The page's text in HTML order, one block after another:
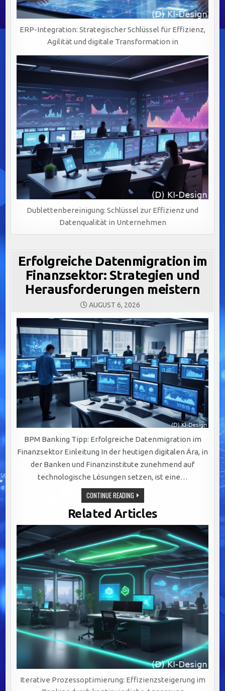
ERP-Integration: Strategischer Schlüssel für Effizienz,
Agilität und digitale Transformation in
Dublettenbereinigung: Schlüssel zur Effizienz und
Datenqualität in Unternehmen
Erfolgreiche Datenmigration im
Finanzsektor: Strategien und
Herausforderungen meistern
AUGUST 6, 2026
BPM Banking Tipp: Erfolgreiche Datenmigration im
Finanzsektor Einleitung In der heutigen digitalen Ära, in
der Banken und Finanzinstitute zunehmend auf
technologische Lösungen setzen, ist eine…
CONTINUE READINGERFOLGREICHE
DATENMIGRATION
IM
FINANZSEKTOR:
STRATEGIEN
UND
HERAUSFORDERUNGEN
MEISTERN
Related Articles
Iterative Prozessoptimierung: Effizienzsteigerung im